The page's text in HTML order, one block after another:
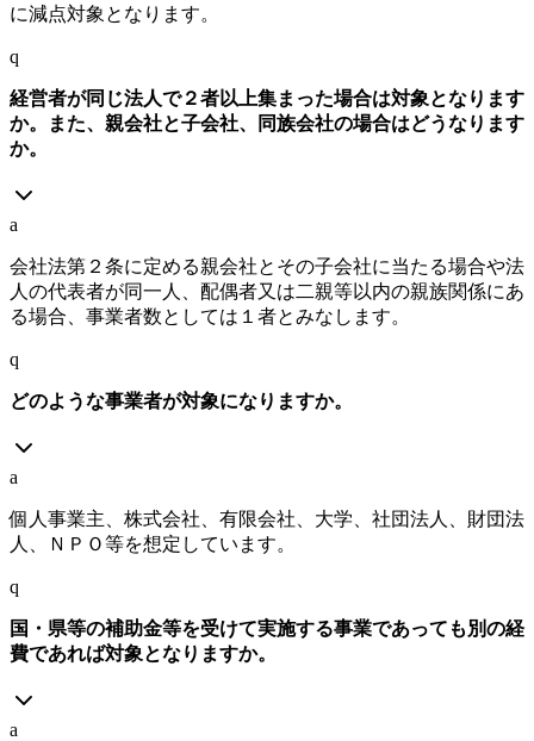
に減点対象となります。
q
経営者が同じ法人で２者以上集まった場合は対象となります
か。また、親会社と子会社、同族会社の場合はどうなります
か。
a
会社法第２条に定める親会社とその子会社に当たる場合や法
人の代表者が同一人、配偶者又は二親等以内の親族関係にあ
る場合、事業者数としては１者とみなします。
q
どのような事業者が対象になりますか。
a
個人事業主、株式会社、有限会社、大学、社団法人、財団法
人、ＮＰＯ等を想定しています。
q
国・県等の補助金等を受けて実施する事業であっても別の経
費であれば対象となりますか。
a